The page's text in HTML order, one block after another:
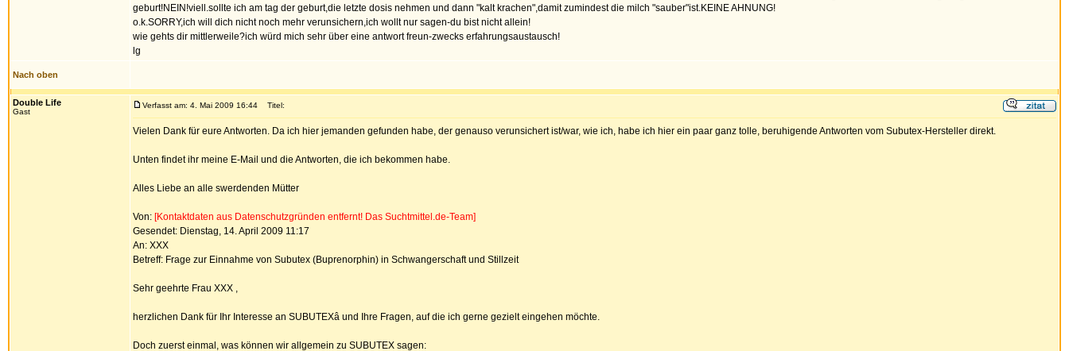
geburt!NEIN!viell.sollte ich am tag der geburt,die letzte dosis nehmen und dann "kalt krachen",damit zumindest die milch "sauber"ist.KEINE AHNUNG!
o.k.SORRY,ich will dich nicht noch mehr verunsichern,ich wollt nur sagen-du bist nicht allein!
wie gehts dir mittlerweile?ich würd mich sehr über eine antwort freun-zwecks erfahrungsaustausch!
lg
Nach oben
Double Life
Gast
Verfasst am: 4. Mai 2009 16:44 Titel:
Vielen Dank für eure Antworten. Da ich hier jemanden gefunden habe, der genauso verunsichert ist/war, wie ich, habe ich hier ein paar ganz tolle, beruhigende Antworten vom Subutex-Hersteller direkt.
Unten findet ihr meine E-Mail und die Antworten, die ich bekommen habe.
Alles Liebe an alle swerdenden Mütter
Von: [Kontaktdaten aus Datenschutzgründen entfernt! Das Suchtmittel.de-Team]
Gesendet: Dienstag, 14. April 2009 11:17
An: XXX
Betreff: Frage zur Einnahme von Subutex (Buprenorphin) in Schwangerschaft und Stillzeit
Sehr geehrte Frau XXX ,
herzlichen Dank für Ihr Interesse an SUBUTEXâ und Ihre Fragen, auf die ich gerne gezielt eingehen möchte.
Doch zuerst einmal, was können wir allgemein zu SUBUTEX sagen: